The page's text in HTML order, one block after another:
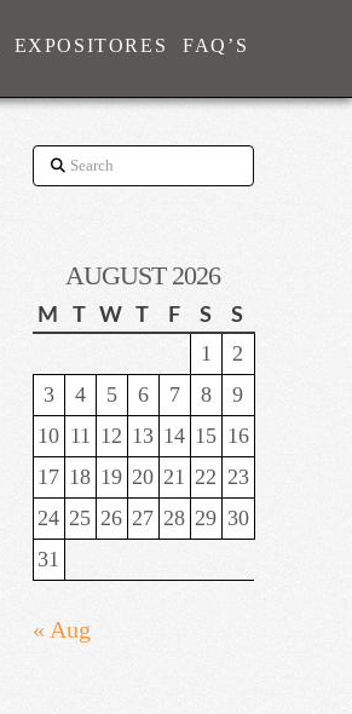
EXPOSITORES FAQ’S
Search
AUGUST 2026
M T W T F S S
1
2
3
4 5 6 7 8
9
10 11 12 13 14 15 16
17 18 19 20 21 22 23
24 25 26 27 28 29 30
31
« Aug